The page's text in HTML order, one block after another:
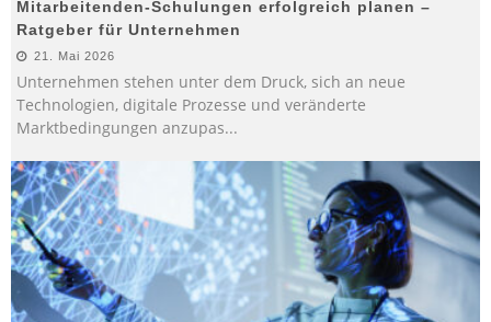
Mitarbeitenden-Schulungen erfolgreich planen –
Ratgeber für Unternehmen
21. Mai 2026
Unternehmen stehen unter dem Druck, sich an neue
Technologien, digitale Prozesse und veränderte
Marktbedingungen anzupas...